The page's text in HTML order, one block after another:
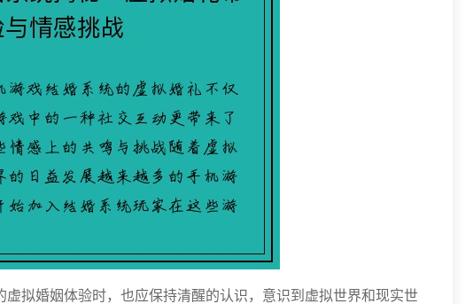
虚拟婚姻体验时，也应保持清醒的认识，意识到虚拟世界和现实世